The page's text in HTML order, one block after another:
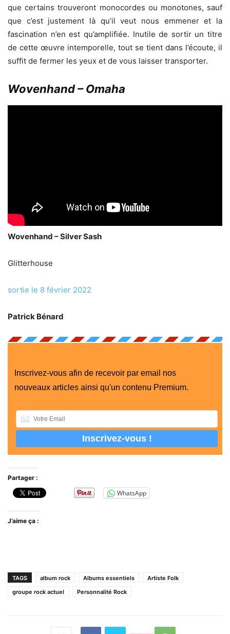
que certains trouveront monocordes ou monotones, sauf
que c’est justement là qu’il veut nous emmener et la
fascination n’en est qu’amplifiée. Inutile de sortir un titre
de cette œuvre intemporelle, tout se tient dans l’écoute, il
suffit de fermer les yeux et de vous laisser transporter.
Wovenhand – Omaha
Wovenhand – Silver Sash
Glitterhouse
sortie le 8 février 2022
Patrick Bénard
Inscrivez-vous afin de recevoir par email nos
nouveaux articles ainsi qu'un contenu Premium.
Partager :
WhatsApp
J’aime ça :
TAGS album rock Albums essentiels
Artiste Folk
groupe rock actuel
Personnalité Rock